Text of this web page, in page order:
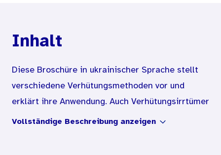
Inhalt
Diese Broschüre in ukrainischer Sprache stellt
verschiedene Verhütungsmethoden vor und
erklärt ihre Anwendung. Auch Verhütungsirrtümer
werden thematisiert.
Vollständige Beschreibung anzeigen